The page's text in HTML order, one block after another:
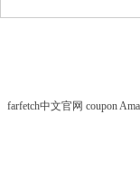
farfetch中文官网 coupon